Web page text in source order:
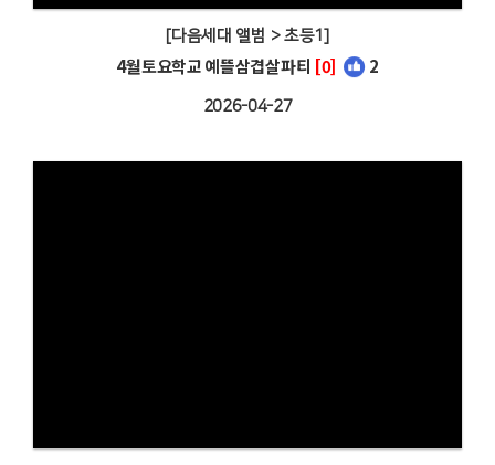
[다음세대 앨범 > 초등1]
4월토요학교 예뜰삼겹살파티 [0] 2
2026-04-27